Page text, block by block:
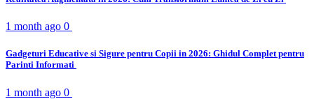
1 month ago 0
Gadgeturi Educative si Sigure pentru Copii in 2026: Ghidul Complet pentru
Parinti Informati
1 month ago 0